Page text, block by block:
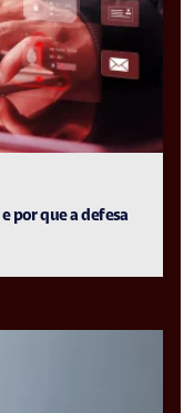
por que a defesa